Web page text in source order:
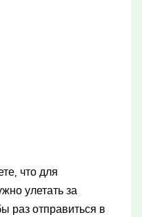
что для
улетать за
раз отправиться в